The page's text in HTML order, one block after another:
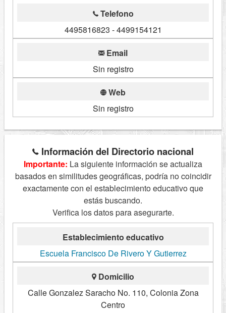
Telefono
4495816823 - 4499154121
Email
Sin registro
Web
Sin registro
Información del Directorio nacional
Importante: La siguiente información se actualiza
basados en similitudes geográficas, podría no coincidir
exactamente con el establecimiento educativo que
estás buscando.
Verifica los datos para asegurarte.
Establecimiento educativo
Escuela Francisco De Rivero Y Gutierrez
Domicilio
Calle Gonzalez Saracho No. 110, Colonia Zona
Centro